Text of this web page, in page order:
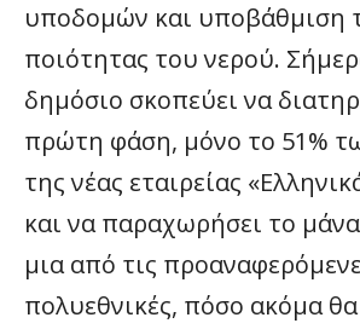
υποδομών και υποβάθμιση
ποιότητας του νερού.
δημόσιο σκοπεύει να
πρώτη φάση, μόνο το 51%
της νέας εταιρείας
και να παραχωρήσει το
μια από τις
πολυεθνικές, πόσο ακόμα